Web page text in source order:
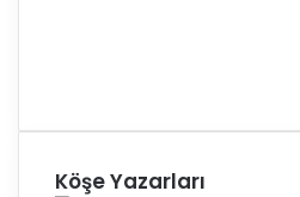
Köşe Yazarları